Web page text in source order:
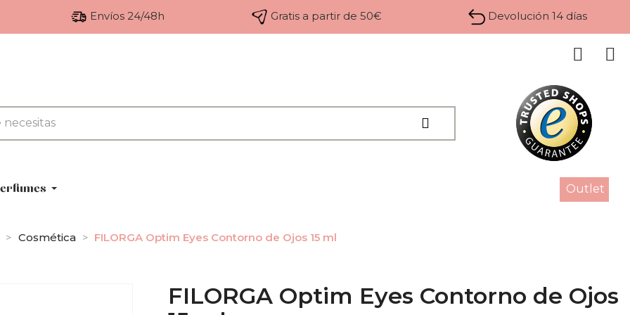
Envíos 24/48h Gratis a partir de 50€ Devolución 14 días
Outlet
Cosmética FILORGA Optim Eyes Contorno de Ojos 15 ml
FILORGA Optim Eyes Contorno de Ojos